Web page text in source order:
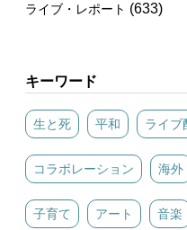
ライブ・レポート (633)
キーワード
生と死 平和 ライブ
コラボレーション 海外
子育て アート 音楽